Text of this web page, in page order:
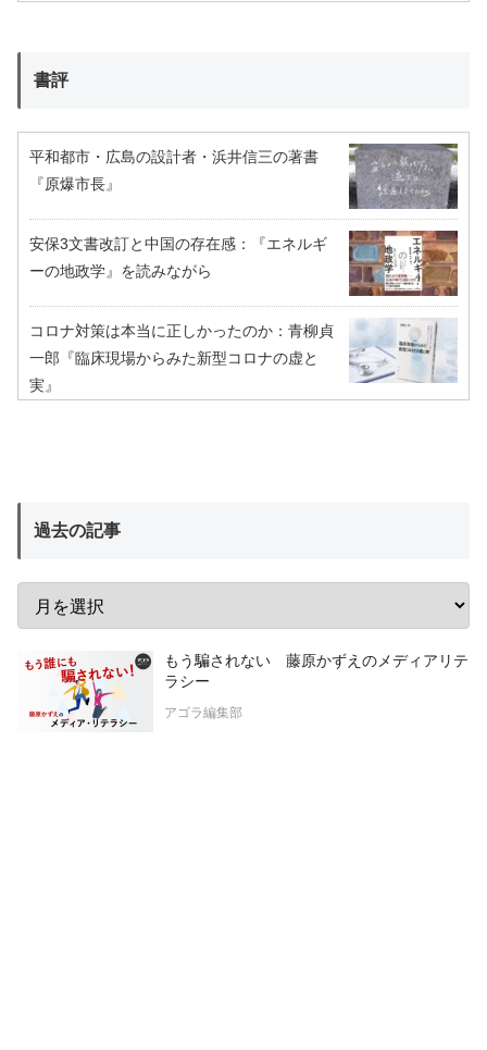
書評
平和都市・広島の設計者・浜井信三の著書
『原爆市長』
安保3文書改訂と中国の存在感：『エネルギ
ーの地政学』を読みながら
コロナ対策は本当に正しかったのか：青柳貞
一郎『臨床現場からみた新型コロナの虚と
実』
過去の記事
もう騙されない 藤原かずえのメディアリテ
ラシー
アゴラ編集部